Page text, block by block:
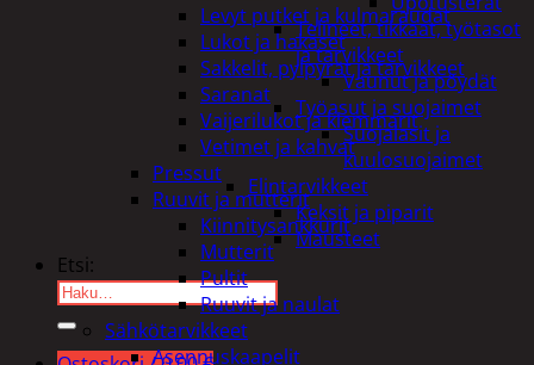
Telineet, tikkaat, työtasot
ja tarvikkeet
Vaunut ja pöydät
Työasut ja suojaimet
Suojalasit ja
kuulosuojaimet
Elintarvikkeet
Keksit ja piparit
Mausteet
Etsi:
Levyt putket ja kulmaraudat
Lukot ja hakaset
Sakkelit, pylpyrät ja tarvikkeet
Saranat
Vaijerilukot ja klemmarit
Vetimet ja kahvat
Pressut
Ruuvit ja mutterit
Kiinnitysankkurit
Mutterit
Pultit
Ruuvit ja naulat
Sähkötarvikkeet
Asennuskaapelit